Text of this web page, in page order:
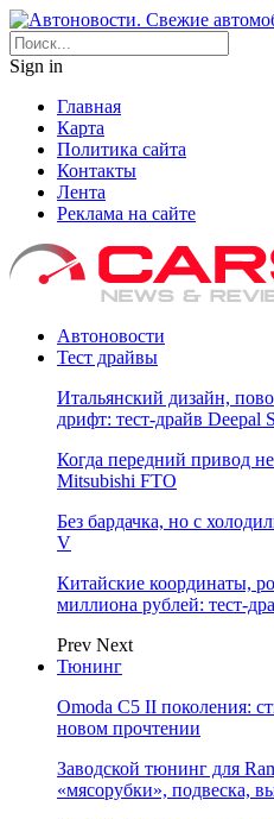
Sign in
Главная
Карта
Политика сайта
Контакты
Лента
Реклама на сайте
Автоновости
Тест драйвы
Итальянский дизайн,
дрифт: тест-драйв Deepal
Когда передний привод
Mitsubishi FTO
Без бардачка, но с
V
Китайские координаты,
миллиона рублей: тест-
Prev Next
Тюнинг
Omoda C5 II поколения:
новом прочтении
Заводской тюнинг для
«мясорубки», подвеска,